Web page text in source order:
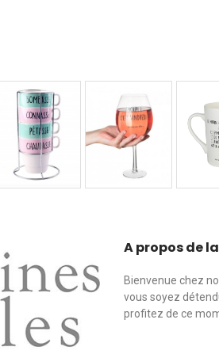
A propos de
Bienvenue chez
vous soyez
profitez de ce